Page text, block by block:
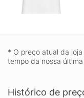
* O preço atual da
tempo da nossa
Histórico de